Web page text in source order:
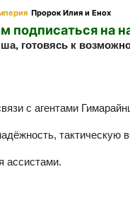
Пророк Илия и Енох
подписаться на
готовясь к
с агентами
тактическую
ассистами.